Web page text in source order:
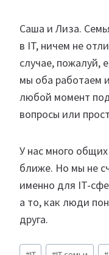
Саша и Лиза.
в IT, ничем не
случае, пожалуй,
мы оба работаем
любой момент
вопросы или
У нас много
ближе. Но мы не
именно для IT-
а то, как люди
друга.
Метки